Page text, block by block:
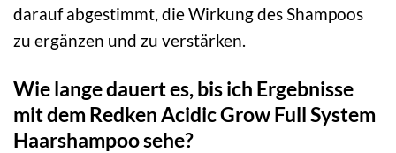
darauf abgestimmt, die Wirkung des Shampoos
zu ergänzen und zu verstärken.
Wie lange dauert es, bis ich Ergebnisse
mit dem Redken Acidic Grow Full System
Haarshampoo sehe?